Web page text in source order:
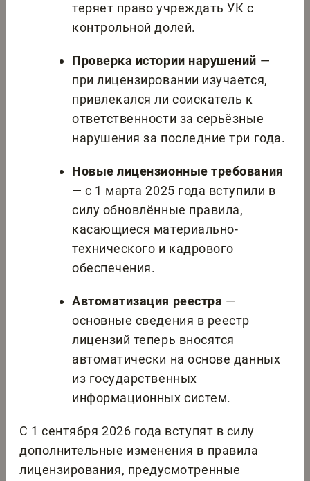
теряет право учреждать УК с
контрольной долей.
Проверка истории нарушений —
при лицензировании изучается,
привлекался ли соискатель к
ответственности за серьёзные
нарушения за последние три года.
Новые лицензионные требования
— с 1 марта 2025 года вступили в
силу обновлённые правила,
касающиеся материально-
технического и кадрового
обеспечения.
Автоматизация реестра —
основные сведения в реестр
лицензий теперь вносятся
автоматически на основе данных
из государственных
информационных систем.
С 1 сентября 2026 года вступят в силу
дополнительные изменения в правила
лицензирования, предусмотренные